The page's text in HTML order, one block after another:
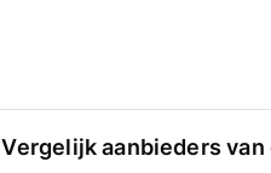
Vergelijk aanbieders